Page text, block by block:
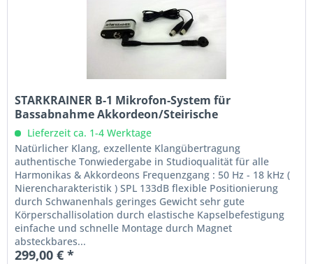
STARKRAINER B-1 Mikrofon-System für
Bassabnahme Akkordeon/Steirische
Lieferzeit ca. 1-4 Werktage
Natürlicher Klang, exzellente Klangübertragung
authentische Tonwiedergabe in Studioqualität für alle
Harmonikas & Akkordeons Frequenzgang : 50 Hz - 18 kHz (
Nierencharakteristik ) SPL 133dB flexible Positionierung
durch Schwanenhals geringes Gewicht sehr gute
Körperschallisolation durch elastische Kapselbefestigung
einfache und schnelle Montage durch Magnet
absteckbares...
299,00 € *